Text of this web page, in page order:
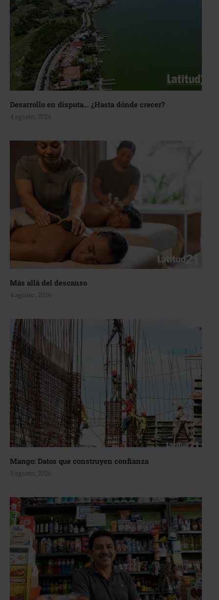
Desarrollo en disputa… ¿Hasta dónde crecer?
4 agosto, 2026
Más allá del descanso
4 agosto, 2026
Mango: Datos que construyen confianza
3 agosto, 2026